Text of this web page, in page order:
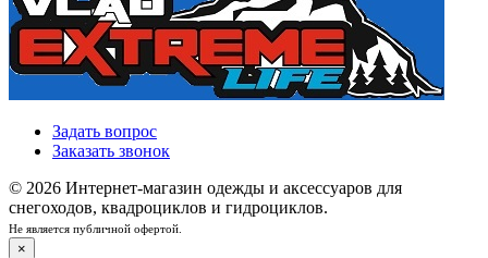
Задать вопрос
Заказать звонок
© 2026 Интернет-магазин одежды и аксессуаров для
снегоходов, квадроциклов и гидроциклов.
Не является публичной офертой.
×